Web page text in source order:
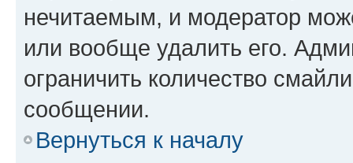
нечитаемым, и модератор
или вообще удалить его.
ограничить количество
сообщении.
Вернуться к началу